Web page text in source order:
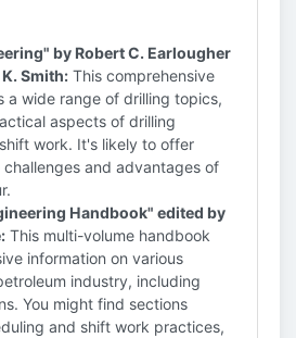
by Robert C. Earlougher
Smith: This comprehensive
a wide range of drilling topics,
aspects of drilling
work. It's likely to offer
challenges and advantages of
Handbook" edited by
This multi-volume handbook
information on various
industry, including
You might find sections
and shift work practices,